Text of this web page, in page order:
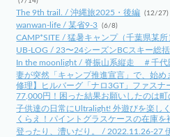
The 9th trail. / 沖縄旅2025・後編 (12/27)
wanwan-life / 某省9-3 (6/8)
CAMP*SITE / 猛暑キャンプ（千葉県某
UB-LOG / 23〜24シーズンBCスキー総括
In the moonlight / 脊振山系縦走 ＃千代
妻が突然「キャンプ推進宣言」で、始め
修理】ヒルバーグ「ナロ3GT」ファスナ
77,000円！困った結果お願いしたのは
子供達の日常にUltralight! 外遊びを楽し
くらえ！パイントグラスケースの在庫を
登ったり、漕いだり。 / 2022.11.26-27